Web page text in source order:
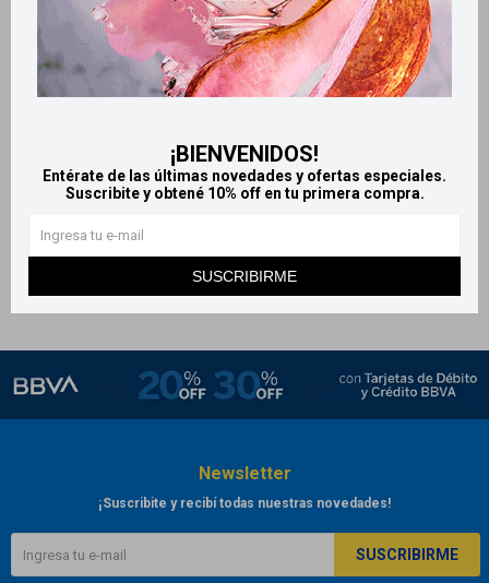
¡BIENVENIDOS!
Entérate de las últimas novedades y ofertas especiales.
Suscribite y obtené 10% off en tu primera compra.
SUSCRIBIRME
Llega HOY
Llega en 2 HS
$ 847 $ 891
Newsletter
¡Suscribite y recibí todas nuestras novedades!
SUSCRIBIRME